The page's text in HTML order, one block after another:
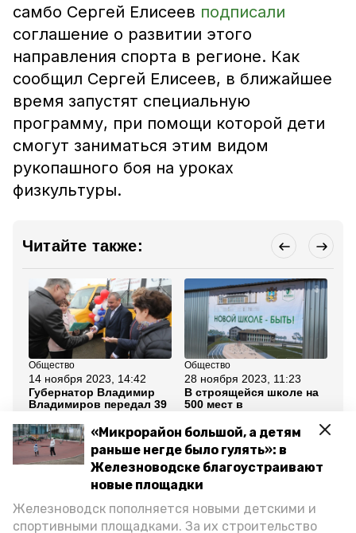
«Микрорайон большой, а детям
раньше негде было гулять»: в
Железноводске благоустраивают
новые площадки
Железноводск пополняется новыми детскими и
спортивными площадками. За их строительство
самбо Сергей Елисеев подписали
соглашение о развитии этого
направления спорта в регионе. Как
сообщил Сергей Елисеев, в ближайшее
время запустят специальную
программу, при помощи которой дети
смогут заниматься этим видом
рукопашного боя на уроках
физкультуры.
Читайте также:
Общество
14 ноября 2023, 14:42
Губернатор Владимир
Владимиров передал 39
Общество
28 ноября 2023, 11:23
В строящейся школе на
500 мест в
закладывать фундамент
Все новости
железноводск ставропольский край